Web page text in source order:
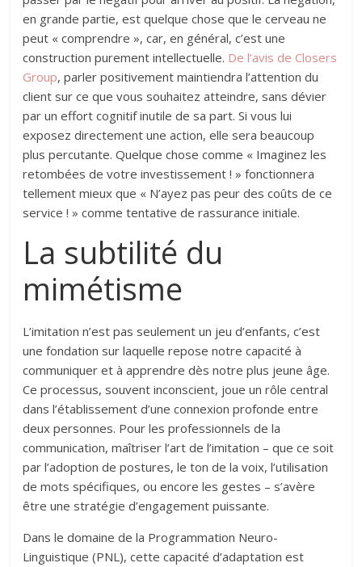
en grande partie, est quelque chose que le cerveau ne
peut « comprendre », car, en général, c’est une
construction purement intellectuelle. De l’avis de Closers
Group, parler positivement maintiendra l’attention du
client sur ce que vous souhaitez atteindre, sans dévier
par un effort cognitif inutile de sa part. Si vous lui
exposez directement une action, elle sera beaucoup
plus percutante. Quelque chose comme « Imaginez les
retombées de votre investissement ! » fonctionnera
tellement mieux que « N’ayez pas peur des coûts de ce
service ! » comme tentative de rassurance initiale.
La subtilité du
mimétisme
L’imitation n’est pas seulement un jeu d’enfants, c’est
une fondation sur laquelle repose notre capacité à
communiquer et à apprendre dès notre plus jeune âge.
Ce processus, souvent inconscient, joue un rôle central
dans l’établissement d’une connexion profonde entre
deux personnes. Pour les professionnels de la
communication, maîtriser l’art de l’imitation – que ce soit
par l’adoption de postures, le ton de la voix, l’utilisation
de mots spécifiques, ou encore les gestes – s’avère
être une stratégie d’engagement puissante.
Dans le domaine de la Programmation Neuro-
Linguistique (PNL), cette capacité d’adaptation est